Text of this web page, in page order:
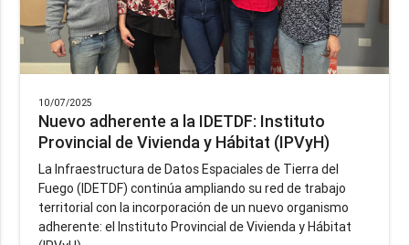
10/07/2025
Nuevo adherente a la IDETDF: Instituto
Provincial de Vivienda y Hábitat (IPVyH)
La Infraestructura de Datos Espaciales de Tierra del
Fuego (IDETDF) continúa ampliando su red de trabajo
territorial con la incorporación de un nuevo organismo
adherente: el Instituto Provincial de Vivienda y Hábitat